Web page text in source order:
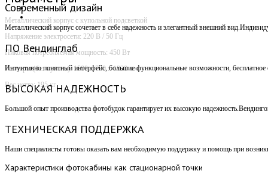
Металлический корпус с купольной подсветкой
Напряжение электросети: 220 В / 50 Гц
Пиковая потребляемая мощность: 450 Вт
Размеры (без купола): 1500 х 700 х 1830 мм
Вес нетто: 195 кг
Современный дизайн
Металлический корпус сочетает в себе надежность и элегантный внешний
ПО Вендинглаб
Интуитивно понятный интерфейс, большие функциональные возможности,
ВЫСОКАЯ НАДЕЖНОСТЬ
Большой опыт производства фотобудок гарантирует их высокую
ТЕХНИЧЕСКАЯ ПОДДЕРЖКА
Наши специалисты готовы оказать вам необходимую поддержку и помощь при
Характеристики фотокабины как стационарной точки